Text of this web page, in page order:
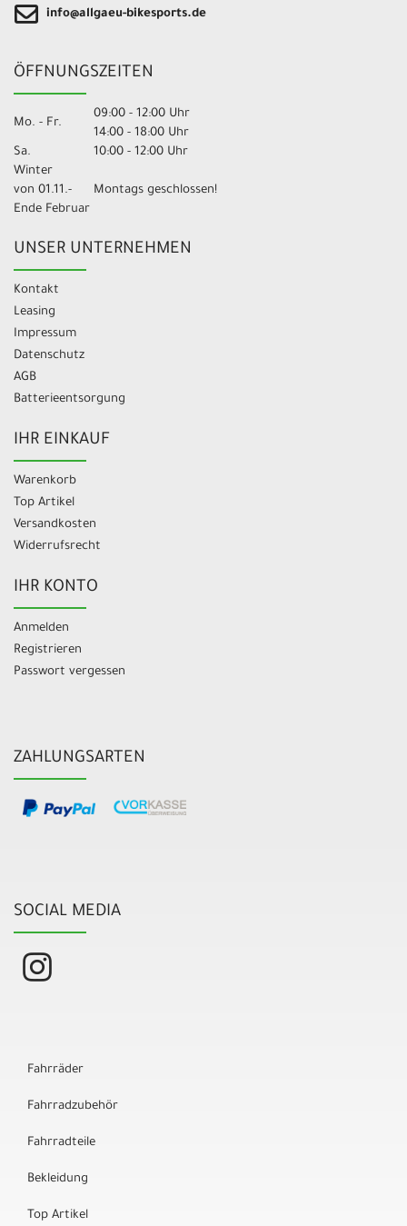
info@allgaeu-bikesports.de
ÖFFNUNGSZEITEN
Mo. - Fr.
09:00 - 12:00 Uhr
14:00 - 18:00 Uhr
Sa.
10:00 - 12:00 Uhr
Winter
von 01.11.-
Ende Februar
Montags geschlossen!
UNSER UNTERNEHMEN
Kontakt
Leasing
Impressum
Datenschutz
AGB
Batterieentsorgung
IHR EINKAUF
Warenkorb
Top Artikel
Versandkosten
Widerrufsrecht
IHR KONTO
Anmelden
Registrieren
Passwort vergessen
ZAHLUNGSARTEN
SOCIAL MEDIA
Fahrräder
Fahrradzubehör
Fahrradteile
Bekleidung
Top Artikel